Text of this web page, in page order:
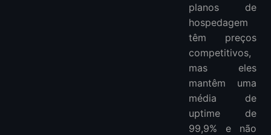
planos de
hospedagem
têm preços
competitivos,
mas eles
mantêm uma
média de
uptime de
99,9% e não